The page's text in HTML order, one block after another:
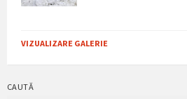
VIZUALIZARE GALERIE
CAUTĂ